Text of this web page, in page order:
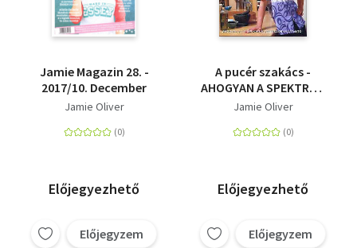
Jamie Magazin 28. -
2017/10. December
Jamie Oliver
Előjegyezhető
Előjegyzem
A pucér szakács -
AHOGYAN A SPEKTRUM
TELEVÍZIÓBAN
Jamie Oliver
Előjegyezhető
Előjegyzem